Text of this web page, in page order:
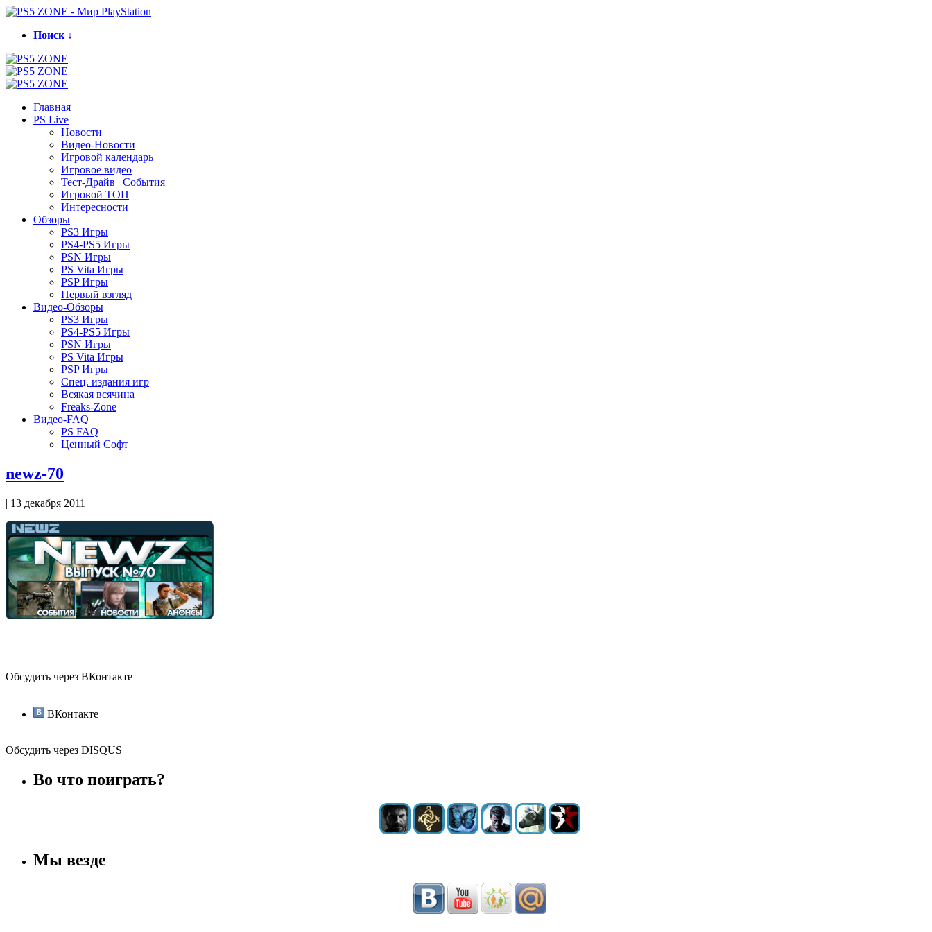
Поиск ↓
Главная
PS Live
Новости
Видео-Новости
Игровой календарь
Игровое видео
Тест-Драйв | События
Игровой ТОП
Интересности
Обзоры
PS3 Игры
PS4-PS5 Игры
PSN Игры
PS Vita Игры
PSP Игры
Первый взгляд
Видео-Обзоры
PS3 Игры
PS4-PS5 Игры
PSN Игры
PS Vita Игры
PSP Игры
Спец. издания игр
Всякая всячина
Freaks-Zone
Видео-FAQ
PS FAQ
Ценный Софт
newz-70
| 13 декабря 2011
Обсудить через ВКонтакте
ВКонтакте
Обсудить через DISQUS
Во что поиграть?
Мы везде